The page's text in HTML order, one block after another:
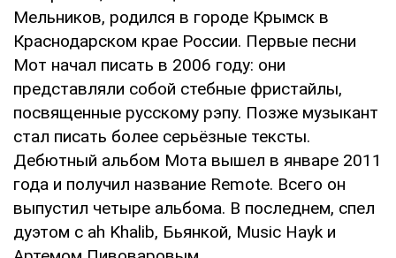
Мельников, родился в городе Крымск в
Краснодарском крае России. Первые песни
Мот начал писать в 2006 году: они
представляли собой стебные фристайлы,
посвященные русскому рэпу. Позже музыкант
стал писать более серьёзные тексты.
Дебютный альбом Мота вышел в январе 2011
года и получил название Remote. Всего он
выпустил четыре альбома. В последнем, спел
дуэтом с ah Khalib, Бьянкой, Music Hаyk и